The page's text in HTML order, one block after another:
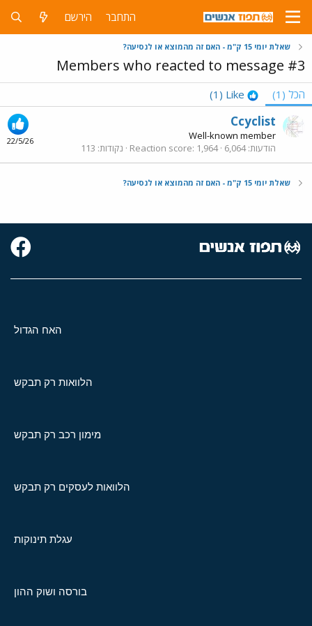
התחבר הירשם
שאלת יומי 15 ק"מ - האם זה מהמוצא או לנסיעה?
Members who reacted to message #3
הכל (1)
Like
(1)
22/5/26
Ccyclist
Well-known member
הודעות 6,064
Reaction score 1,964 נקודות 113
שאלת יומי 15 ק"מ - האם זה מהמוצא או לנסיעה?
האח הגדול
הלוואות רק תבקש
מימון רכב רק תבקש
הלוואות לעסקים רק תבקש
עגלת תינוקות
בורסה ושוק ההון